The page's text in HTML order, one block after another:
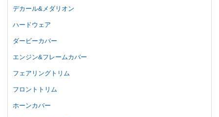
デカール&メダリオン
ハードウェア
ダービーカバー
エンジン&フレームカバー
フェアリングトリム
フロントトリム
ホーンカバー